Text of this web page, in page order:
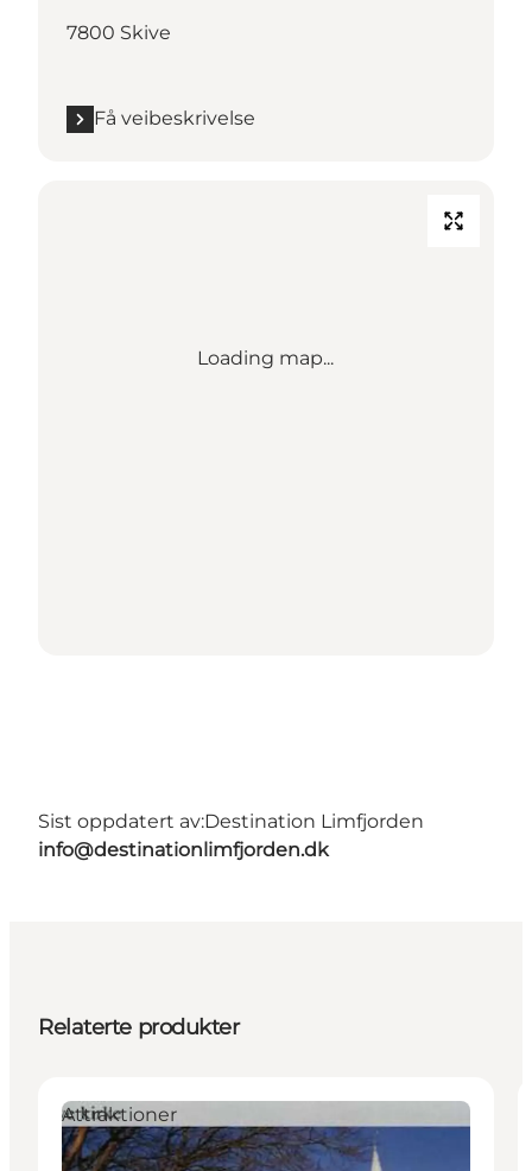
7800 Skive
Få veibeskrivelse
Loading map...
Sist oppdatert av:Destination Limfjorden
info@destinationlimfjorden.dk
Relaterte produkter
Attraktioner